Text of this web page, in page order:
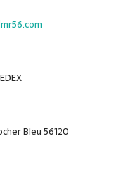
Bleu 56120